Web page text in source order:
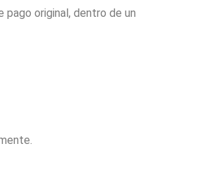
original, dentro de un